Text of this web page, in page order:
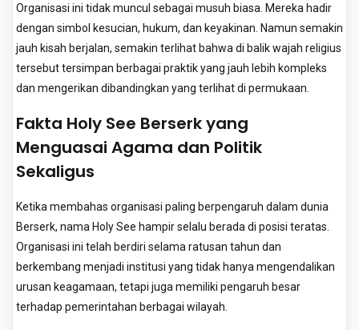
Organisasi ini tidak muncul sebagai musuh biasa. Mereka hadir
dengan simbol kesucian, hukum, dan keyakinan. Namun semakin
jauh kisah berjalan, semakin terlihat bahwa di balik wajah religius
tersebut tersimpan berbagai praktik yang jauh lebih kompleks
dan mengerikan dibandingkan yang terlihat di permukaan.
Fakta Holy See Berserk yang
Menguasai Agama dan Politik
Sekaligus
Ketika membahas organisasi paling berpengaruh dalam dunia
Berserk, nama Holy See hampir selalu berada di posisi teratas.
Organisasi ini telah berdiri selama ratusan tahun dan
berkembang menjadi institusi yang tidak hanya mengendalikan
urusan keagamaan, tetapi juga memiliki pengaruh besar
terhadap pemerintahan berbagai wilayah.